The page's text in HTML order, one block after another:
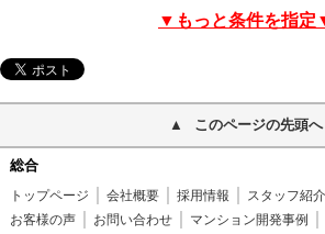
▼もっと条件を指定
このページの先頭へ
総合
トップページ 会社概要 採用情報 スタッフ紹介
お客様の声
お問い合わせ
マンション開発事例